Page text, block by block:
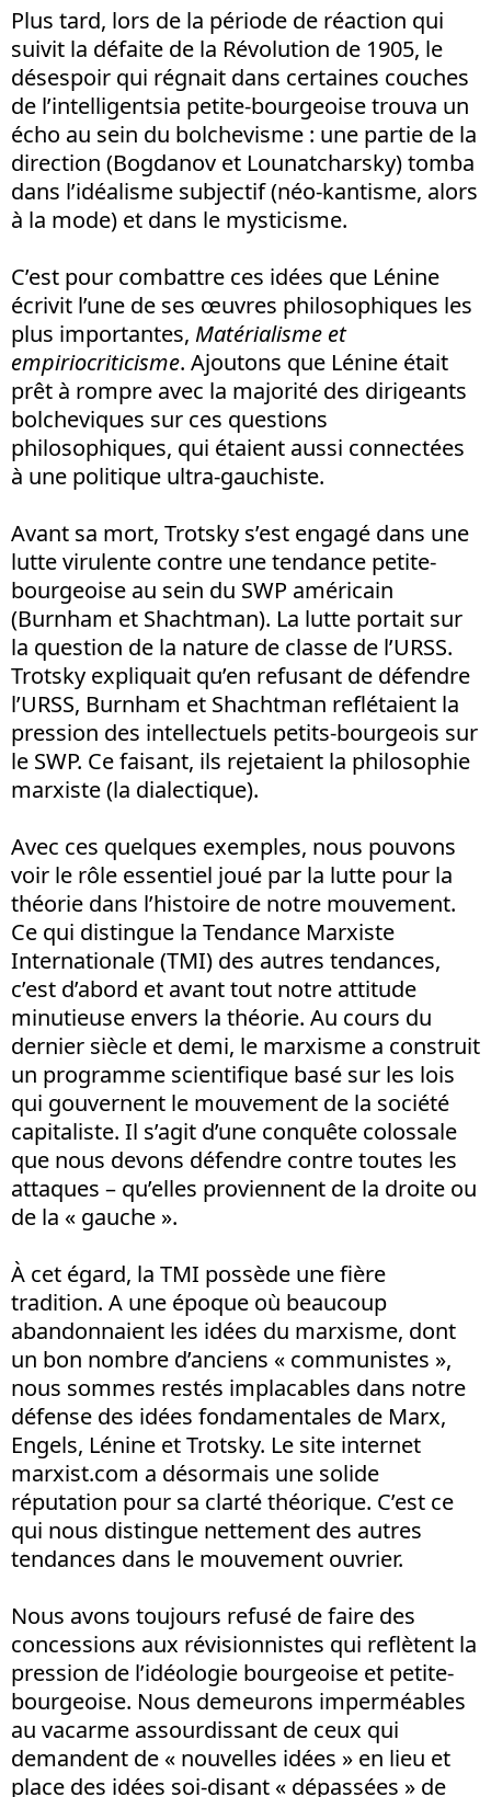
Plus tard, lors de la période de réaction qui
suivit la défaite de la Révolution de 1905, le
désespoir qui régnait dans certaines couches
de l’intelligentsia petite-bourgeoise trouva un
écho au sein du bolchevisme : une partie de la
direction (Bogdanov et Lounatcharsky) tomba
dans l’idéalisme subjectif (néo-kantisme, alors
à la mode) et dans le mysticisme.
C’est pour combattre ces idées que Lénine
écrivit l’une de ses œuvres philosophiques les
plus importantes, Matérialisme et
empiriocriticisme. Ajoutons que Lénine était
prêt à rompre avec la majorité des dirigeants
bolcheviques sur ces questions
philosophiques, qui étaient aussi connectées
à une politique ultra-gauchiste.
Avant sa mort, Trotsky s’est engagé dans une
lutte virulente contre une tendance petite-
bourgeoise au sein du SWP américain
(Burnham et Shachtman). La lutte portait sur
la question de la nature de classe de l’URSS.
Trotsky expliquait qu’en refusant de défendre
l’URSS, Burnham et Shachtman reflétaient la
pression des intellectuels petits-bourgeois sur
le SWP. Ce faisant, ils rejetaient la philosophie
marxiste (la dialectique).
Avec ces quelques exemples, nous pouvons
voir le rôle essentiel joué par la lutte pour la
théorie dans l’histoire de notre mouvement.
Ce qui distingue la Tendance Marxiste
Internationale (TMI) des autres tendances,
c’est d’abord et avant tout notre attitude
minutieuse envers la théorie. Au cours du
dernier siècle et demi, le marxisme a construit
un programme scientifique basé sur les lois
qui gouvernent le mouvement de la société
capitaliste. Il s’agit d’une conquête colossale
que nous devons défendre contre toutes les
attaques – qu’elles proviennent de la droite ou
de la « gauche ».
À cet égard, la TMI possède une fière
tradition. A une époque où beaucoup
abandonnaient les idées du marxisme, dont
un bon nombre d’anciens « communistes »,
nous sommes restés implacables dans notre
défense des idées fondamentales de Marx,
Engels, Lénine et Trotsky. Le site internet
marxist.com a désormais une solide
réputation pour sa clarté théorique. C’est ce
qui nous distingue nettement des autres
tendances dans le mouvement ouvrier.
Nous avons toujours refusé de faire des
concessions aux révisionnistes qui reflètent la
pression de l’idéologie bourgeoise et petite-
bourgeoise. Nous demeurons imperméables
au vacarme assourdissant de ceux qui
demandent de « nouvelles idées » en lieu et
place des idées soi-disant « dépassées » de